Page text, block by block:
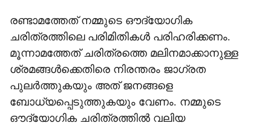
രണ്ടാമത്തേത് നമ്മുടെ ഔദ്യോഗിക
ചരിത്രത്തിലെ പരിമിതികള്‍ പരിഹരിക്കണം.
മൂന്നാമത്തേത് ചരിത്രത്തെ മലിനമാക്കാനുള്ള
ശ്രമങ്ങള്‍ക്കെതിരെ നിരന്തരം ജാഗ്രത
പുലര്‍ത്തുകയും അത് ജനങ്ങളെ
ബോധ്യപ്പെടുത്തുകയും വേണം. നമ്മുടെ
ഔദ്യോഗിക ചരിത്രത്തില്‍ വലിയ